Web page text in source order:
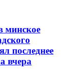
минское
последнее
вчера